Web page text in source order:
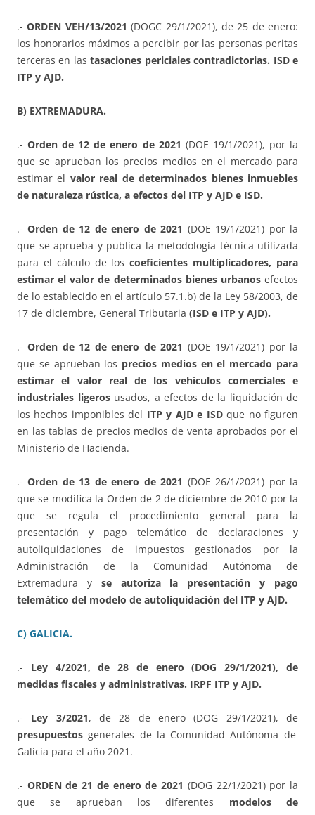
.-ORDEN VEH/13/2021 (DOGC 29/1/2021), de 25 de enero:
los honorarios máximos a percibir por las personas peritas
terceras en las tasaciones periciales contradictorias. ISD e
ITP y AJD.
B) EXTREMADURA.
.-Orden de 12 de enero de 2021 (DOE 19/1/2021), por la
que se aprueban los precios medios en el mercado para
estimar el valor real de determinados bienes inmuebles
de naturaleza rústica, a efectos del ITP y AJD e ISD.
.-Orden de 12 de enero de 2021 (DOE 19/1/2021) por la
que se aprueba y publica la metodología técnica utilizada
para el cálculo de loscoeficientes multiplicadores, para
estimar el valor de determinados bienes urbanosefectos
de lo establecido en el artículo 57.1.b) de la Ley 58/2003, de
17 de diciembre, General Tributaria (ISD e ITP y AJD).
.-Orden de 12 de enero de 2021 (DOE 19/1/2021) por la
que se aprueban los precios medios en el mercado para
estimar el valor real de los vehículos comerciales e
industriales ligerosusados, a efectos de la liquidación de
los hechos imponibles del ITP y AJD e ISDque no figuren
en las tablas de precios medios de venta aprobados por el
Ministerio de Hacienda.
.-Orden de 13 de enero de 2021 (DOE 26/1/2021) por la
que se modifica la Orden de 2 de diciembre de 2010 por la
que se regula el procedimiento general para la
presentación y pago telemático de declaraciones y
autoliquidaciones de impuestos gestionados por la
Administración de la Comunidad Autónoma de
Extremadura y se autoriza la presentación y pago
telemático del modelo de autoliquidación del ITP y AJD.
C) GALICIA.
.- Ley 4/2021, de 28 de enero (DOG 29/1/2021), de
medidas fiscales y administrativas. IRPF ITP y AJD.
.- Ley 3/2021, de 28 de enero (DOG 29/1/2021), de
presupuestos generales de la Comunidad Autónoma de
Galicia para el año 2021.
.- ORDEN de 21 de enero de 2021 (DOG 22/1/2021) por la
que se aprueban los diferentes modelos de